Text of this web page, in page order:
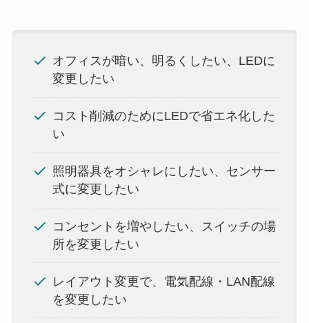
オフィスが暗い、明るくしたい、LEDに
変更したい
コスト削減のためにLEDで省エネ化した
い
照明器具をオシャレにしたい、センサー
式に変更したい
コンセントを増やしたい、スイッチの場
所を変更したい
レイアウト変更で、電気配線・LAN配線
を変更したい